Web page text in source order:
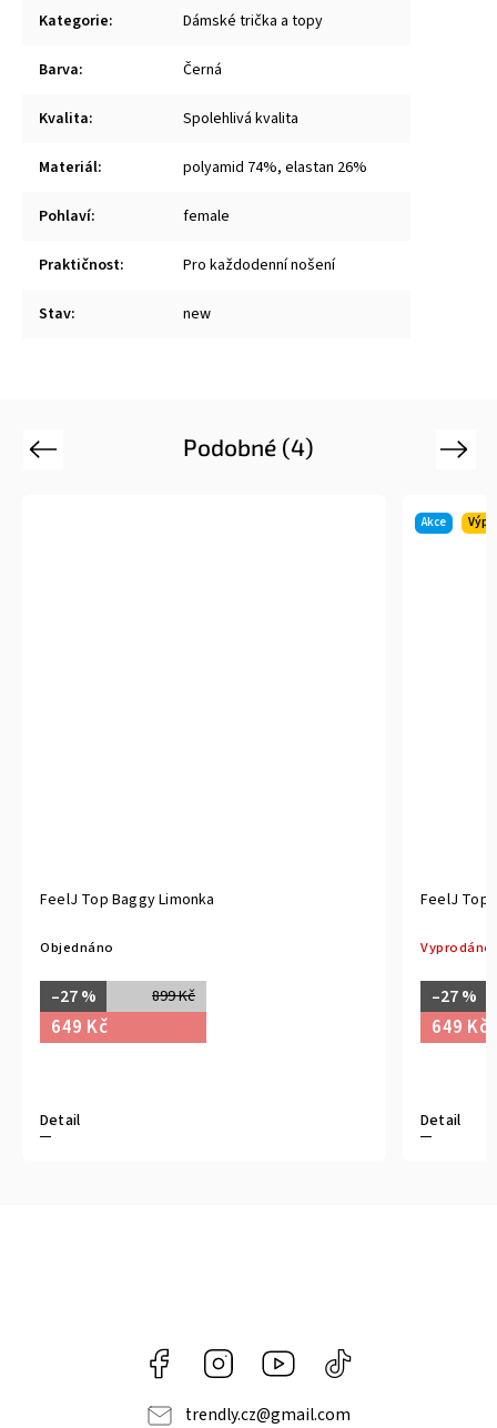
Kategorie: Dámské trička a topy
Barva: Černá
Kvalita: Spolehlivá kvalita
Materiál: polyamid 74%, elastan 26%
Pohlaví: female
Praktičnost: Pro každodenní nošení
Stav: new
Podobné (4)
Previous
FeelJ Top Baggy Limonka
Objednáno
899 Kč
–27 %
649 Kč
Detail
Akce
FeelJ Top
Vyprodáno
–27 %
649 Kč
Detail
Next
Facebook Instagram https://www.youtube.com/
navlnetrendu5284
trendly.cz@gmail.com